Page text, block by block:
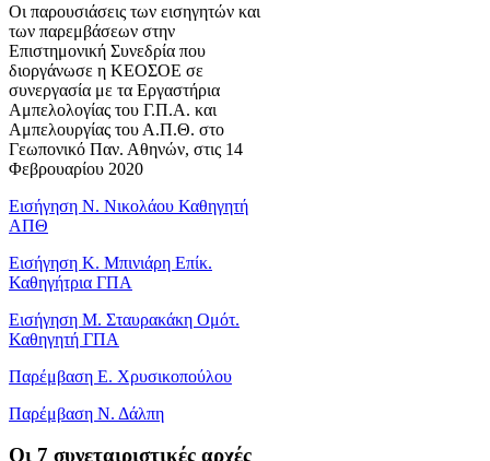
Οι παρουσιάσεις των εισηγητών και
των παρεμβάσεων στην
Επιστημονική Συνεδρία που
διοργάνωσε η ΚΕΟΣΟΕ σε
συνεργασία με τα Εργαστήρια
Αμπελολογίας του Γ.Π.Α. και
Αμπελουργίας του Α.Π.Θ. στο
Γεωπονικό Παν. Αθηνών, στις 14
Φεβρουαρίου 2020
Εισήγηση Ν. Νικολάου Καθηγητή
ΑΠΘ
Εισήγηση Κ. Μπινιάρη Επίκ.
Καθηγήτρια ΓΠΑ
Εισήγηση Μ. Σταυρακάκη Ομότ.
Καθηγητή ΓΠΑ
Παρέμβαση Ε. Χρυσικοπούλου
Παρέμβαση Ν. Δάλπη
Oι 7 συνεταιριστικές αρχές